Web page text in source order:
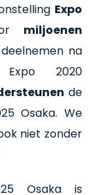
Expo
miljoenen
na
2020
de
Osaka. We
niet zonder
Osaka is